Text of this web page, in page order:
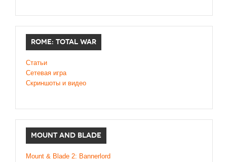
ROME: TOTAL WAR
Статьи
Сетевая игра
Скриншоты и видео
MOUNT AND BLADE
Mount & Blade 2: Bannerlord